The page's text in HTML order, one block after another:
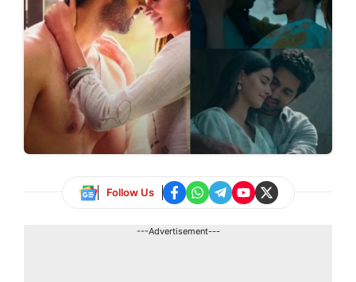
Follow Us
---Advertisement---